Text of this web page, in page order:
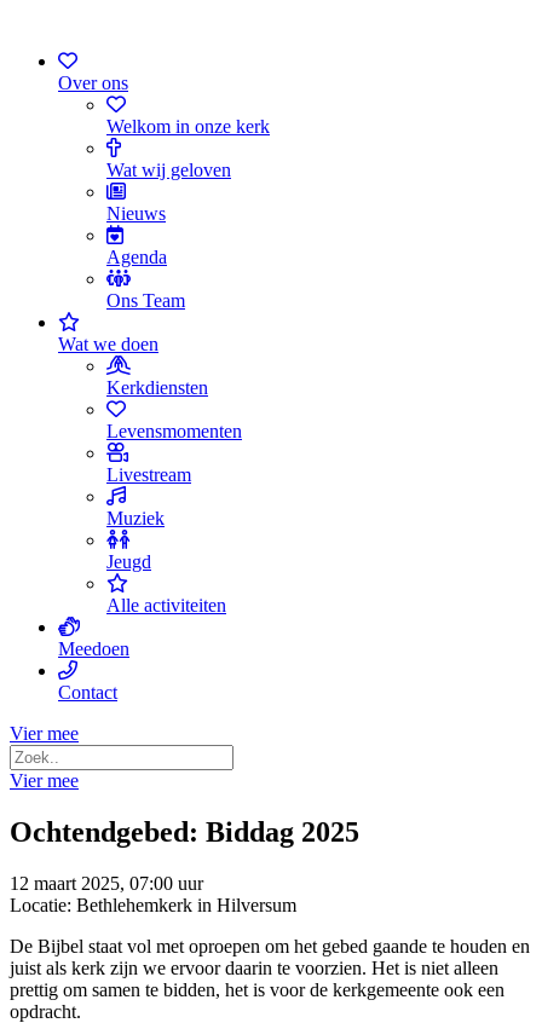
Over ons
Welkom in onze kerk
Wat wij geloven
Nieuws
Agenda
Ons Team
Wat we doen
Kerkdiensten
Levensmomenten
Livestream
Muziek
Jeugd
Alle activiteiten
Meedoen
Contact
Vier mee
Vier mee
Ochtendgebed: Biddag 2025
12 maart 2025, 07:00 uur
Locatie: Bethlehemkerk in Hilversum
De Bijbel staat vol met oproepen om het gebed gaande te houden en
juist als kerk zijn we ervoor daarin te voorzien. Het is niet alleen
prettig om samen te bidden, het is voor de kerkgemeente ook een
opdracht.